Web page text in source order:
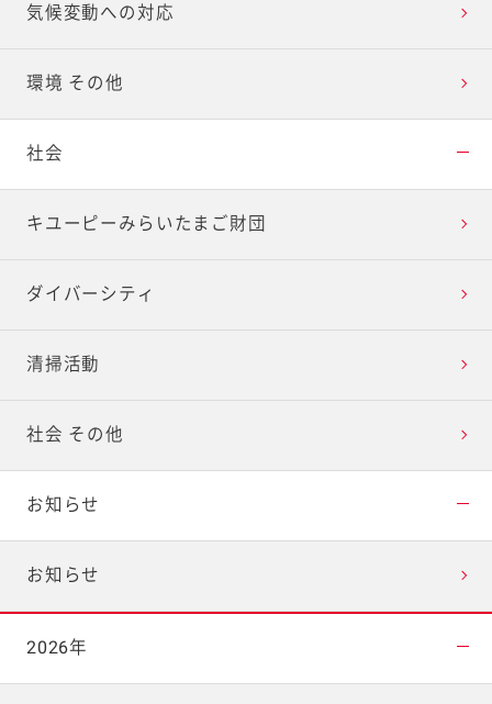
気候変動への対応
環境 その他
社会
キユーピーみらいたまご財団
ダイバーシティ
清掃活動
社会 その他
お知らせ
お知らせ
2026年